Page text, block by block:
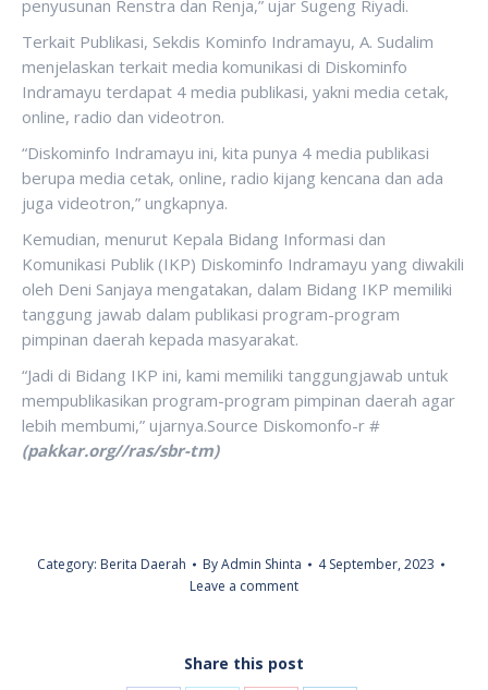
penyusunan Renstra dan Renja,” ujar Sugeng Riyadi.
Terkait Publikasi, Sekdis Kominfo Indramayu, A. Sudalim
menjelaskan terkait media komunikasi di Diskominfo
Indramayu terdapat 4 media publikasi, yakni media cetak,
online, radio dan videotron.
“Diskominfo Indramayu ini, kita punya 4 media publikasi
berupa media cetak, online, radio kijang kencana dan ada
juga videotron,” ungkapnya.
Kemudian, menurut Kepala Bidang Informasi dan
Komunikasi Publik (IKP) Diskominfo Indramayu yang diwakili
oleh Deni Sanjaya mengatakan, dalam Bidang IKP memiliki
tanggung jawab dalam publikasi program-program
pimpinan daerah kepada masyarakat.
“Jadi di Bidang IKP ini, kami memiliki tanggungjawab untuk
mempublikasikan program-program pimpinan daerah agar
lebih membumi,” ujarnya.Source Diskomonfo-r #
(pakkar.org//ras/sbr-tm)
Category: Berita Daerah ByAdmin Shinta
4 September, 2023
Leave a comment
Share this post